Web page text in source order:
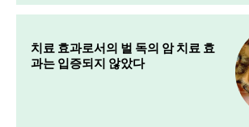
치료 효과로서의 벌 독의 암 치료 효
과는 입증되지 않았다